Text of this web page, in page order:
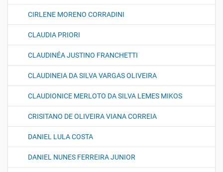
CIRLENE MORENO CORRADINI
CLAUDIA PRIORI
CLAUDINÉA JUSTINO FRANCHETTI
CLAUDINEIA DA SILVA VARGAS OLIVEIRA
CLAUDIONICE MERLOTO DA SILVA LEMES MIKOS
CRISITANO DE OLIVEIRA VIANA CORREIA
DANIEL LULA COSTA
DANIEL NUNES FERREIRA JUNIOR